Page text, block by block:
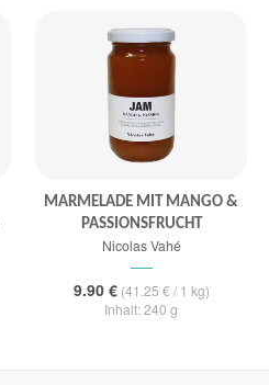
MARMELADE MIT MANGO &
PASSIONSFRUCHT
Nicolas Vahé
9.90 €(41.25 € / 1 kg)
Inhalt: 240 g